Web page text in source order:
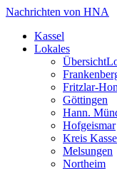
Nachrichten von HNA
Kassel
Lokales
Übersicht
Fritzlar-
Göttingen
Hann.
Hofgeismar
Kreis
Melsungen
Northeim